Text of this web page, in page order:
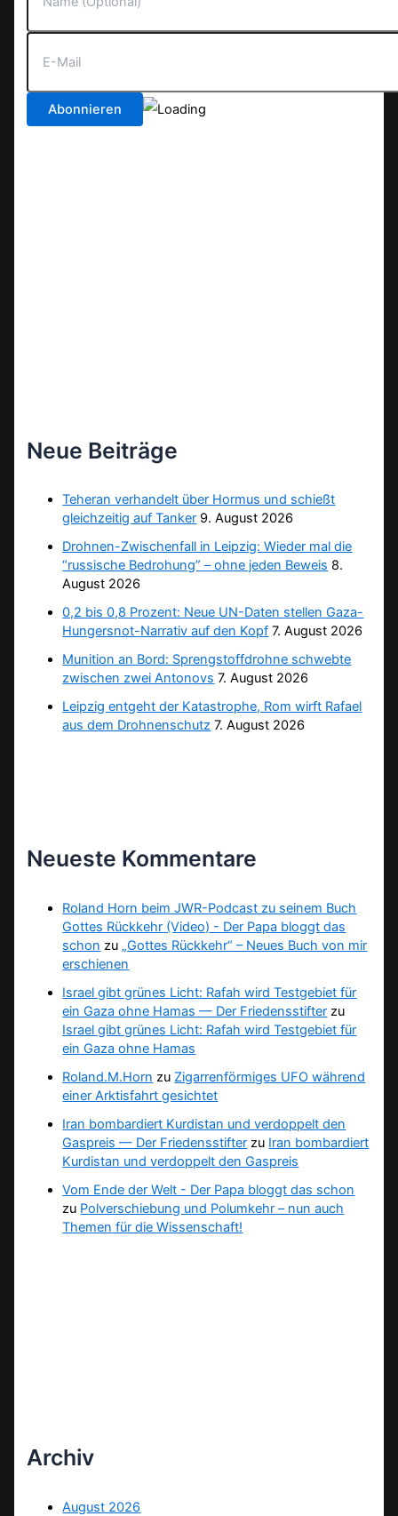
Neue Beiträge
Teheran verhandelt über Hormus und schießt
gleichzeitig auf Tanker 9. August 2026
Drohnen-Zwischenfall in Leipzig: Wieder mal die
“russische Bedrohung” – ohne jeden Beweis 8.
August 2026
0,2 bis 0,8 Prozent: Neue UN-Daten stellen Gaza-
Hungersnot-Narrativ auf den Kopf 7. August 2026
Munition an Bord: Sprengstoffdrohne schwebte
zwischen zwei Antonovs 7. August 2026
Leipzig entgeht der Katastrophe, Rom wirft Rafael
aus dem Drohnenschutz 7. August 2026
Neueste Kommentare
Roland Horn beim JWR-Podcast zu seinem Buch
Gottes Rückkehr (Video) - Der Papa bloggt das
schon zu „Gottes Rückkehr“ – Neues Buch von mir
erschienen
Israel gibt grünes Licht: Rafah wird Testgebiet für
ein Gaza ohne Hamas — Der Friedensstifter zu
Israel gibt grünes Licht: Rafah wird Testgebiet für
ein Gaza ohne Hamas
Roland.M.Horn zu Zigarrenförmiges UFO während
einer Arktisfahrt gesichtet
Iran bombardiert Kurdistan und verdoppelt den
Gaspreis — Der Friedensstifter zu Iran bombardiert
Kurdistan und verdoppelt den Gaspreis
Vom Ende der Welt - Der Papa bloggt das schon
zu Polverschiebung und Polumkehr – nun auch
Themen für die Wissenschaft!
Archiv
August 2026